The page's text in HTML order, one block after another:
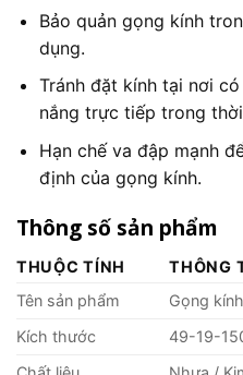
Bảo quản gọng kính
dụng.
Tránh đặt kính tại nơi
nắng trực tiếp trong
Hạn chế va đập mạnh
định của gọng kính.
Thông số sản phẩm
THUỘC TÍNH
THÔNG
Tên sản phẩm
Gọng
Kích thước
49-19-